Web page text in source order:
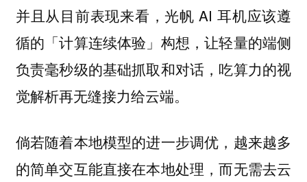
并且从目前表现来看，光帆 AI 耳机应该遵
循的「计算连续体验」构想，让轻量的端侧
负责毫秒级的基础抓取和对话，吃算力的视
觉解析再无缝接力给云端。
倘若随着本地模型的进一步调优，越来越多
的简单交互能直接在本地处理，而无需去云